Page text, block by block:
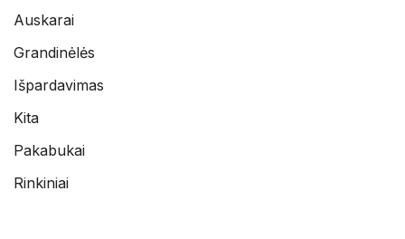
Auskarai
Grandinėlės
Išpardavimas
Kita
Pakabukai
Rinkiniai